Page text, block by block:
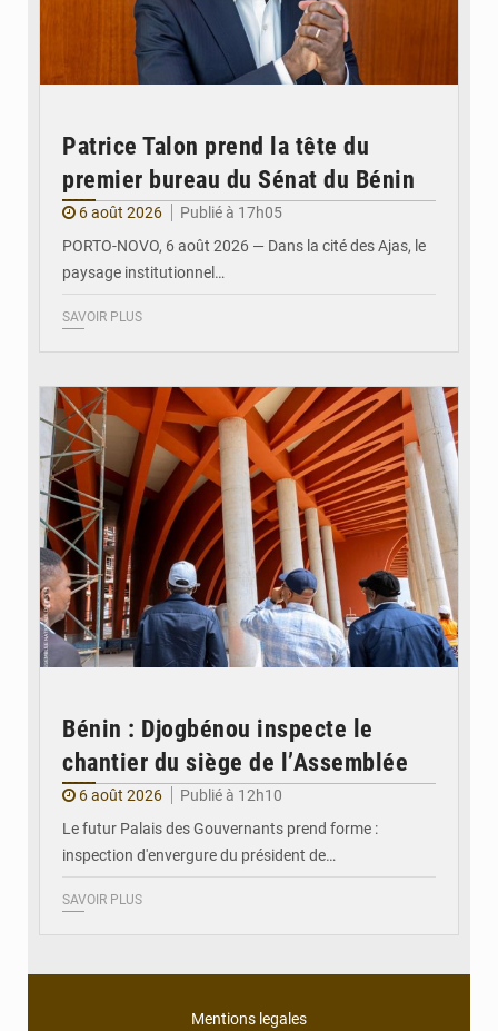
Patrice Talon prend la tête du
premier bureau du Sénat du Bénin
6 août 2026
Publié à 17h05
PORTO-NOVO, 6 août 2026 — Dans la cité des Ajas, le
paysage institutionnel…
SAVOIR PLUS
Bénin : Djogbénou inspecte le
chantier du siège de l’Assemblée
6 août 2026
Publié à 12h10
Le futur Palais des Gouvernants prend forme :
inspection d'envergure du président de…
SAVOIR PLUS
Mentions legales